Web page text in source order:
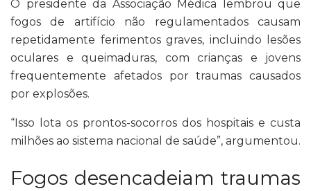
O presidente da Associação Médica lembrou que
fogos de artifício não regulamentados causam
repetidamente ferimentos graves, incluindo lesões
oculares e queimaduras, com crianças e jovens
frequentemente afetados por traumas causados
por explosões.
“Isso lota os prontos-socorros dos hospitais e custa
milhões ao sistema nacional de saúde”, argumentou.
Fogos desencadeiam traumas